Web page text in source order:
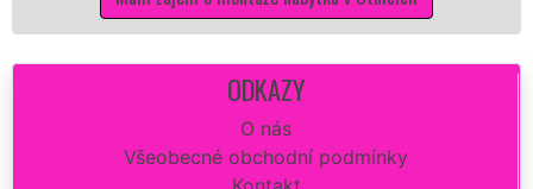
ODKAZY
O nás
Všeobecné obchodní podmínky